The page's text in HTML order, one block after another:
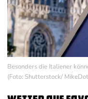
Besonders die Italiener
(Foto: Shutterstock/